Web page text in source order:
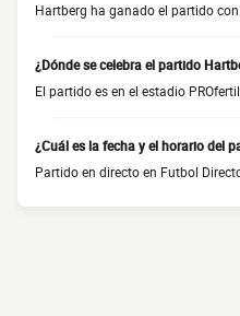
Hartberg ha ganado el partido
¿Dónde se celebra el partido
El partido es en el estadio
¿Cuál es la fecha y el horario del
Partido en directo en Futbol